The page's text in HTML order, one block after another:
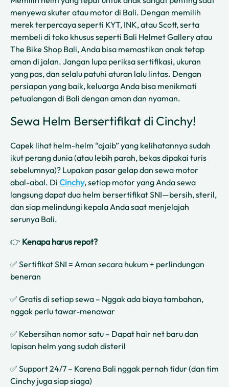
menyewa skuter atau motor di Bali. Dengan memilih
merek terpercaya seperti KYT, INK, atau Scott, serta
membeli di toko khusus seperti Bali Helmet Gallery atau
The Bike Shop Bali, Anda bisa memastikan anak tetap
aman di jalan. Jangan lupa periksa sertifikasi, ukuran
yang pas, dan selalu patuhi aturan lalu lintas. Dengan
persiapan yang baik, keluarga Anda bisa menikmati
petualangan di Bali dengan aman dan nyaman.
Sewa Helm Bersertifikat di Cinchy!
Capek lihat helm-helm “ajaib” yang kelihatannya sudah
ikut perang dunia (atau lebih parah, bekas dipakai turis
sebelumnya)? Lupakan pasar gelap dan sewa motor
abal-abal. Di Cinchy, setiap motor yang Anda sewa
langsung dapat dua helm bersertifikat SNI—bersih, steril,
dan siap melindungi kepala Anda saat menjelajah
serunya Bali.
👉 Kenapa harus repot?
✅ Sertifikat SNI = Aman secara hukum + perlindungan
beneran
✅ Gratis di setiap sewa – Nggak ada biaya tambahan,
nggak perlu tawar-menawar
✅ Kebersihan nomor satu – Dapat hair net baru dan
lapisan helm yang sudah disteril
✅ Support 24/7 – Karena Bali nggak pernah tidur (dan tim
Cinchy juga siap siaga)